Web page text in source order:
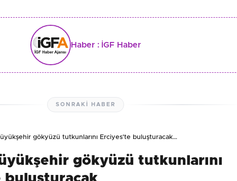
Haber : İGF Haber
SONRAKI HABER
gökyüzü tutkunlarını Erciyes'te buluşturacak…
gökyüzü tutkunlarını